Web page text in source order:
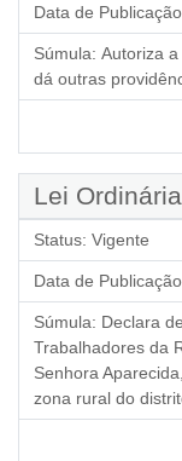
Data de
Súmula: Autoriza
dá outras
Lei
Status: Vigente
Data de
Súmula: Declara
Trabalhadores da
Senhora
zona rural do